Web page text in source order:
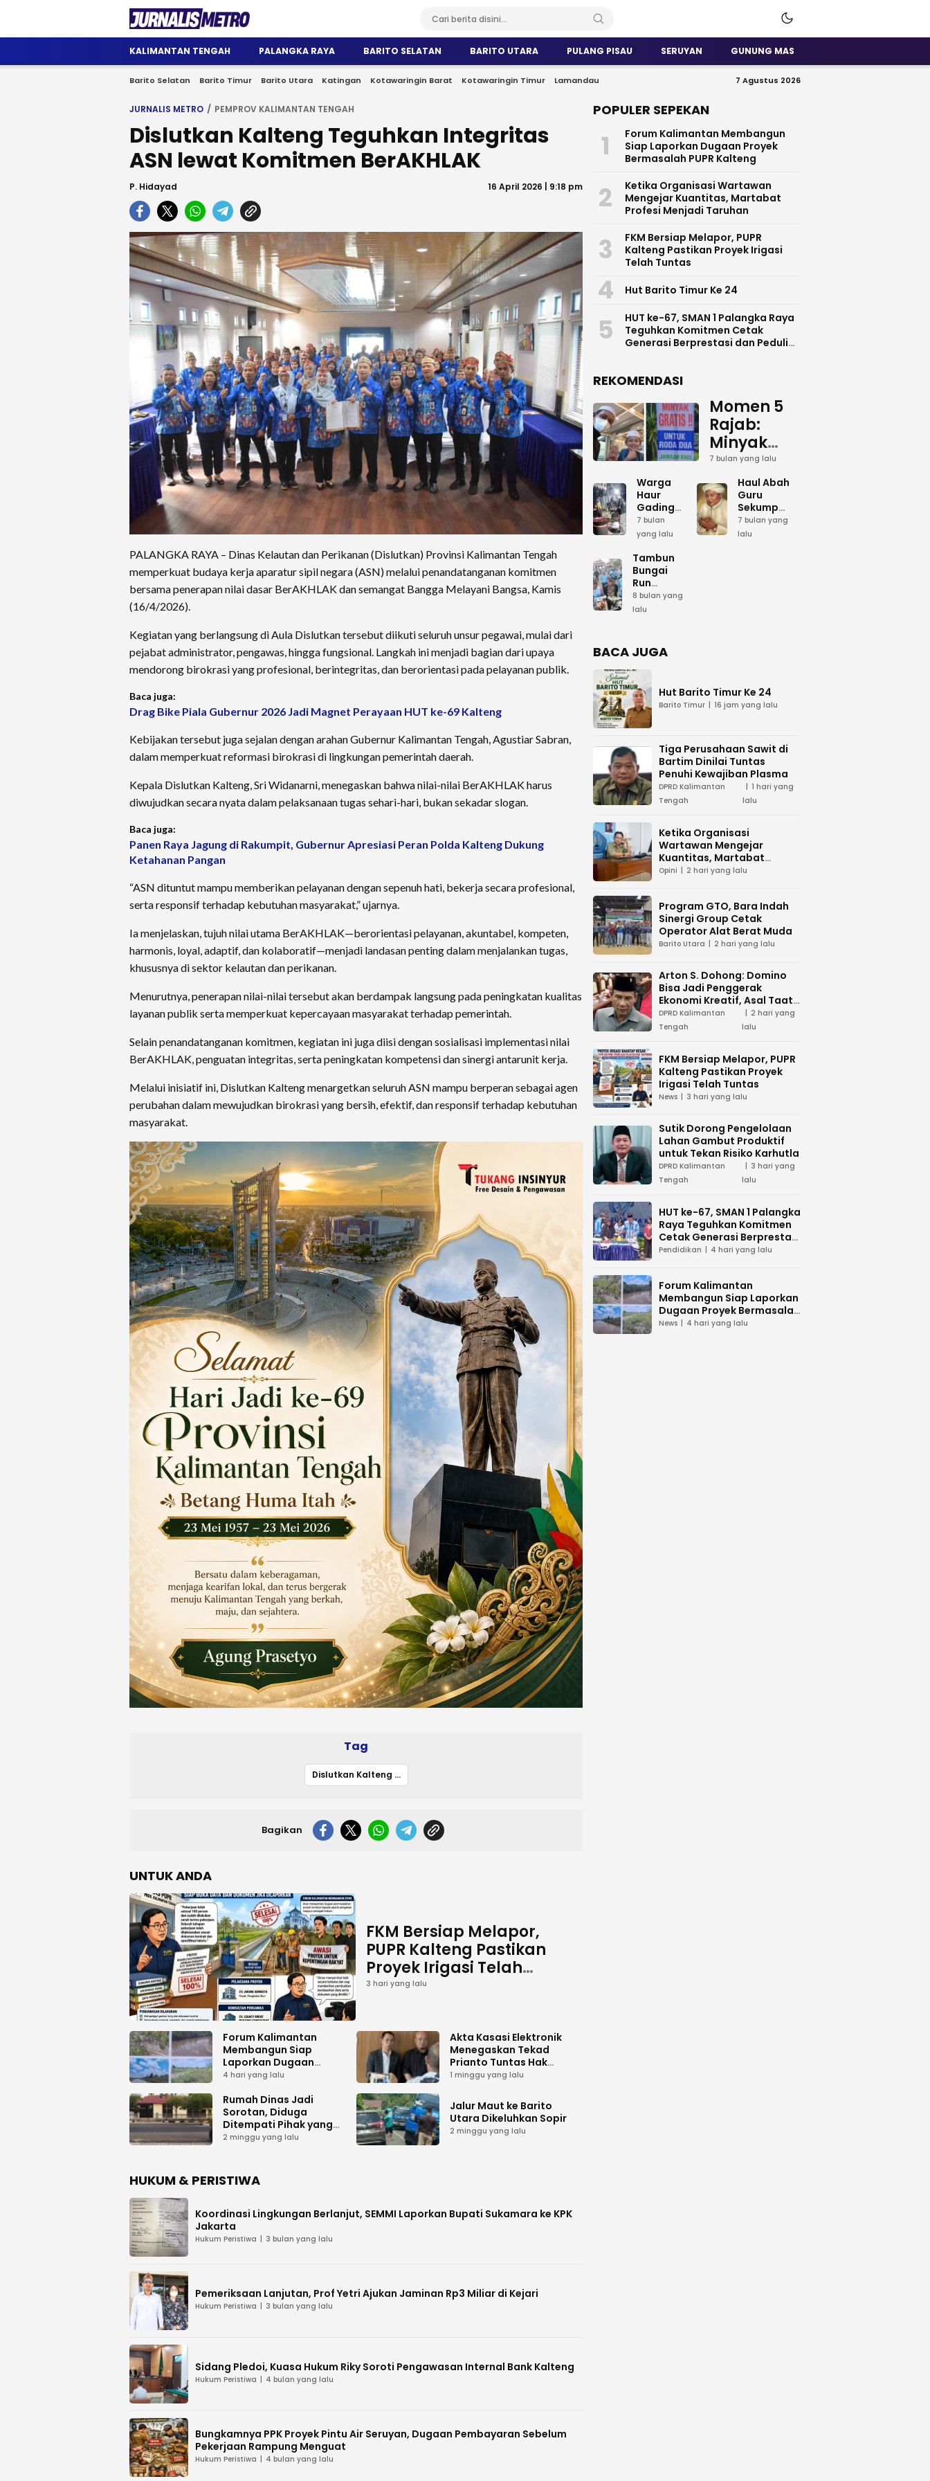
Jurnalis Metro
Satu Wadah Informasi
KALIMANTAN TENGAH PALANGKA RAYA BARITO SELATAN BARITO UTARA PULANG PISAU SERUYAN GUNUNG MAS
Barito Selatan Barito Timur Barito Utara Katingan Kotawaringin Barat Kotawaringin Timur Lamandau 7 Agustus 2026
JURNALIS METRO PEMPROV KALIMANTAN TENGAH
Dislutkan Kalteng Teguhkan Integritas
ASN lewat Komitmen BerAKHLAK
P. Hidayad 16 April 2026 | 9:18 pm
PALANGKA RAYA – Dinas Kelautan dan Perikanan (Dislutkan) Provinsi Kalimantan Tengah
memperkuat budaya kerja aparatur sipil negara (ASN) melalui penandatanganan komitmen
bersama penerapan nilai dasar BerAKHLAK dan semangat Bangga Melayani Bangsa, Kamis
(16/4/2026).
Kegiatan yang berlangsung di Aula Dislutkan tersebut diikuti seluruh unsur pegawai, mulai dari
pejabat administrator, pengawas, hingga fungsional. Langkah ini menjadi bagian dari upaya
mendorong birokrasi yang profesional, berintegritas, dan berorientasi pada pelayanan publik.
Baca juga:
Drag Bike Piala Gubernur 2026 Jadi Magnet Perayaan HUT ke-69 Kalteng
Kebijakan tersebut juga sejalan dengan arahan Gubernur Kalimantan Tengah, Agustiar Sabran,
dalam memperkuat reformasi birokrasi di lingkungan pemerintah daerah.
Kepala Dislutkan Kalteng, Sri Widanarni, menegaskan bahwa nilai-nilai BerAKHLAK harus
diwujudkan secara nyata dalam pelaksanaan tugas sehari-hari, bukan sekadar slogan.
Baca juga:
Panen Raya Jagung di Rakumpit, Gubernur Apresiasi Peran Polda Kalteng Dukung
Ketahanan Pangan
“ASN dituntut mampu memberikan pelayanan dengan sepenuh hati, bekerja secara profesional,
serta responsif terhadap kebutuhan masyarakat,” ujarnya.
Ia menjelaskan, tujuh nilai utama BerAKHLAK—berorientasi pelayanan, akuntabel, kompeten,
harmonis, loyal, adaptif, dan kolaboratif—menjadi landasan penting dalam menjalankan tugas,
khususnya di sektor kelautan dan perikanan.
Menurutnya, penerapan nilai-nilai tersebut akan berdampak langsung pada peningkatan kualitas
layanan publik serta memperkuat kepercayaan masyarakat terhadap pemerintah.
Selain penandatanganan komitmen, kegiatan ini juga diisi dengan sosialisasi implementasi nilai
BerAKHLAK, penguatan integritas, serta peningkatan kompetensi dan sinergi antarunit kerja.
Melalui inisiatif ini, Dislutkan Kalteng menargetkan seluruh ASN mampu berperan sebagai agen
perubahan dalam mewujudkan birokrasi yang bersih, efektif, dan responsif terhadap kebutuhan
masyarakat.
Tag
Dislutkan Kalteng Teguhkan Integritas ASN lewat Komitmen BerAKHLAK
Bagikan
UNTUK ANDA
FKM Bersiap Melapor,
PUPR Kalteng Pastikan
Proyek Irigasi Telah
Tuntas
3 hari yang lalu
Forum Kalimantan
Membangun Siap
Laporkan Dugaan
Proyek Bermasalah
4 hari yang lalu
Akta Kasasi Elektronik
Menegaskan Tekad
Prianto Tuntas Hak
Lahan ke Mahkamah
1 minggu yang lalu
Rumah Dinas Jadi
Sorotan, Diduga
Ditempati Pihak yang
Tak Berhak
2 minggu yang lalu
Jalur Maut ke Barito
Utara Dikeluhkan Sopir
2 minggu yang lalu
HUKUM & PERISTIWA
Koordinasi Lingkungan Berlanjut, SEMMI Laporkan Bupati Sukamara ke KPK
Jakarta
Hukum Peristiwa 3 bulan yang lalu
Pemeriksaan Lanjutan, Prof Yetri Ajukan Jaminan Rp3 Miliar di Kejari
Hukum Peristiwa 3 bulan yang lalu
Sidang Pledoi, Kuasa Hukum Riky Soroti Pengawasan Internal Bank Kalteng
Hukum Peristiwa 4 bulan yang lalu
Bungkamnya PPK Proyek Pintu Air Seruyan, Dugaan Pembayaran Sebelum
Pekerjaan Rampung Menguat
Hukum Peristiwa 4 bulan yang lalu
POPULER SEPEKAN
1
Forum Kalimantan Membangun
Siap Laporkan Dugaan Proyek
Bermasalah PUPR Kalteng
2
Ketika Organisasi Wartawan
Mengejar Kuantitas, Martabat
Profesi Menjadi Taruhan
3
FKM Bersiap Melapor, PUPR
Kalteng Pastikan Proyek Irigasi
Telah Tuntas
4 Hut Barito Timur Ke 24
5
HUT ke-67, SMAN 1 Palangka Raya
Teguhkan Komitmen Cetak
Generasi Berprestasi dan Peduli
REKOMENDASI
Momen 5
Rajab:
Minyak
Gratis
dan Cinta
yang
Terus
Mengalir
7 bulan yang lalu
Warga
Haur
Gading
Siapkan
Bumbu
Umum
Sambut 5
Rajab di
Sekumpul
7 bulan
yang lalu
Haul Abah
Guru
Sekumpul:
Ketika
Lautan
7 bulan yang
lalu
Tambun
Bungai
Run
Meriahkan
Hari Bela
Juang TNI
AD di
Palangka
Raya
8 bulan yang
lalu
BACA JUGA
Hut Barito Timur Ke 24
Barito Timur 16 jam yang lalu
Tiga Perusahaan Sawit di
Bartim Dinilai Tuntas
Penuhi Kewajiban Plasma
DPRD Kalimantan
Tengah
1 hari yang
lalu
Ketika Organisasi
Wartawan Mengejar
Kuantitas, Martabat
Profesi Menjadi Taruhan
Opini 2 hari yang lalu
Program GTO, Bara Indah
Sinergi Group Cetak
Operator Alat Berat Muda
Barito Utara 2 hari yang lalu
Arton S. Dohong: Domino
Bisa Jadi Penggerak
Ekonomi Kreatif, Asal Taat
Aturan
DPRD Kalimantan
Tengah
2 hari yang
lalu
FKM Bersiap Melapor, PUPR
Kalteng Pastikan Proyek
Irigasi Telah Tuntas
News 3 hari yang lalu
Sutik Dorong Pengelolaan
Lahan Gambut Produktif
untuk Tekan Risiko Karhutla
DPRD Kalimantan
Tengah
3 hari yang
lalu
HUT ke-67, SMAN 1 Palangka
Raya Teguhkan Komitmen
Cetak Generasi Berprestasi
dan Peduli Lingkunga
Pendidikan 4 hari yang lalu
Forum Kalimantan
Membangun Siap Laporkan
Dugaan Proyek Bermasalah
PUPR Kalteng
News 4 hari yang lalu